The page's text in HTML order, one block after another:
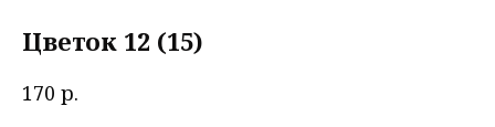
Цветок 12 (15)
170 р.